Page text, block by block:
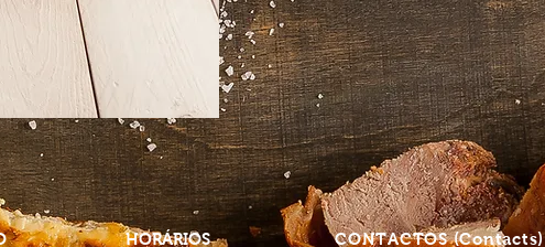
HORÁRIOS CONTACTOS(Contacts)